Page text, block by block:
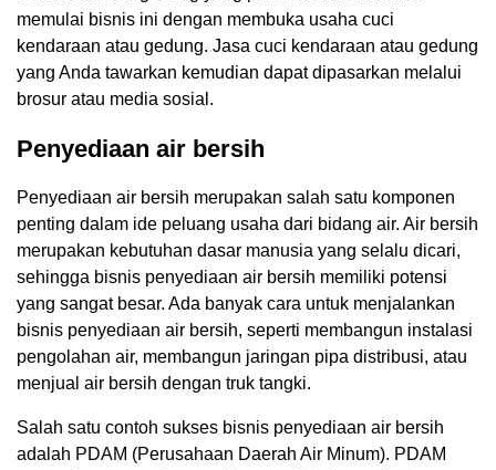
memulai bisnis ini dengan membuka usaha cuci
kendaraan atau gedung. Jasa cuci kendaraan atau gedung
yang Anda tawarkan kemudian dapat dipasarkan melalui
brosur atau media sosial.
Penyediaan air bersih
Penyediaan air bersih merupakan salah satu komponen
penting dalam ide peluang usaha dari bidang air. Air bersih
merupakan kebutuhan dasar manusia yang selalu dicari,
sehingga bisnis penyediaan air bersih memiliki potensi
yang sangat besar. Ada banyak cara untuk menjalankan
bisnis penyediaan air bersih, seperti membangun instalasi
pengolahan air, membangun jaringan pipa distribusi, atau
menjual air bersih dengan truk tangki.
Salah satu contoh sukses bisnis penyediaan air bersih
adalah PDAM (Perusahaan Daerah Air Minum). PDAM